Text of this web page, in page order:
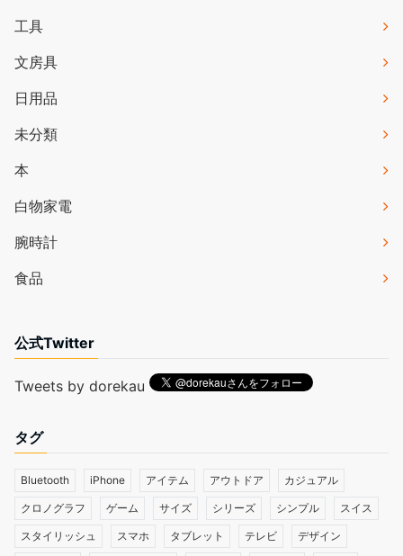
工具
文房具
日用品
未分類
本
白物家電
腕時計
食品
公式Twitter
Tweets by dorekau
タグ
Bluetooth iPhone アイテム アウトドア カジュアル
クロノグラフ ゲーム サイズ シリーズ シンプル スイス
スタイリッシュ スマホ タブレット テレビ デザイン